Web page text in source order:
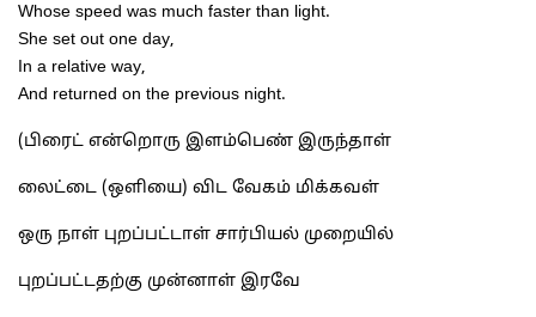
Whose speed was much faster than light.
She set out one day,
In a relative way,
And returned on the previous night.
(பிரைட் என்றொரு இளம்பெண் இருந்தாள்
லைட்டை (ஒளியை) விட வேகம் மிக்கவள்
ஒரு நாள் புறப்பட்டாள் சார்பியல் முறையில்
புறப்பட்டதற்கு முன்னாள் இரவே